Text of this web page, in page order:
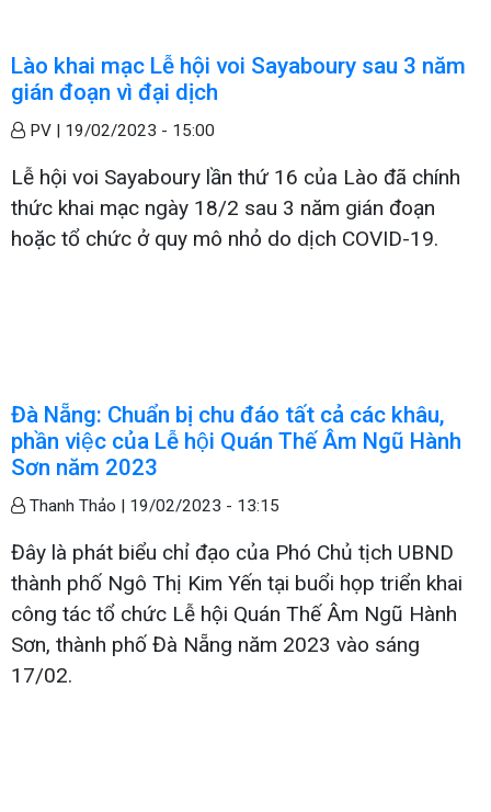
Lào khai mạc Lễ hội voi Sayaboury sau 3 năm
gián đoạn vì đại dịch
PV | 19/02/2023 - 15:00
Lễ hội voi Sayaboury lần thứ 16 của Lào đã chính
thức khai mạc ngày 18/2 sau 3 năm gián đoạn
hoặc tổ chức ở quy mô nhỏ do dịch COVID-19.
Đà Nẵng: Chuẩn bị chu đáo tất cả các khâu,
phần việc của Lễ hội Quán Thế Âm Ngũ Hành
Sơn năm 2023
Thanh Thảo | 19/02/2023 - 13:15
Đây là phát biểu chỉ đạo của Phó Chủ tịch UBND
thành phố Ngô Thị Kim Yến tại buổi họp triển khai
công tác tổ chức Lễ hội Quán Thế Âm Ngũ Hành
Sơn, thành phố Đà Nẵng năm 2023 vào sáng
17/02.